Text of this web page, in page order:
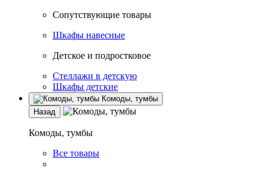
Сопутствующие товары
Шкафы навесные
Детское и подростковое
Стеллажи в детскую
Шкафы детские
Комоды, тумбы
Назад
Комоды, тумбы
Все товары